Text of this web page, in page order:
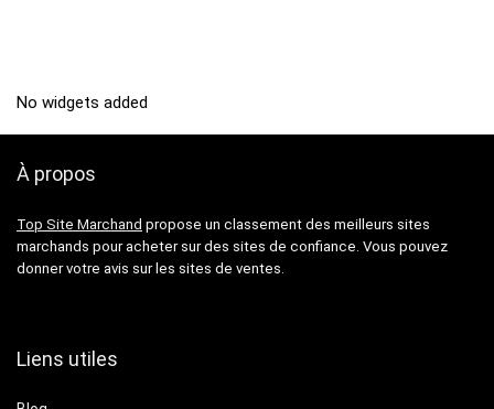
No widgets added
À propos
Top Site Marchand propose un classement des meilleurs sites
marchands pour acheter sur des sites de confiance. Vous pouvez
donner votre avis sur les sites de ventes.
Liens utiles